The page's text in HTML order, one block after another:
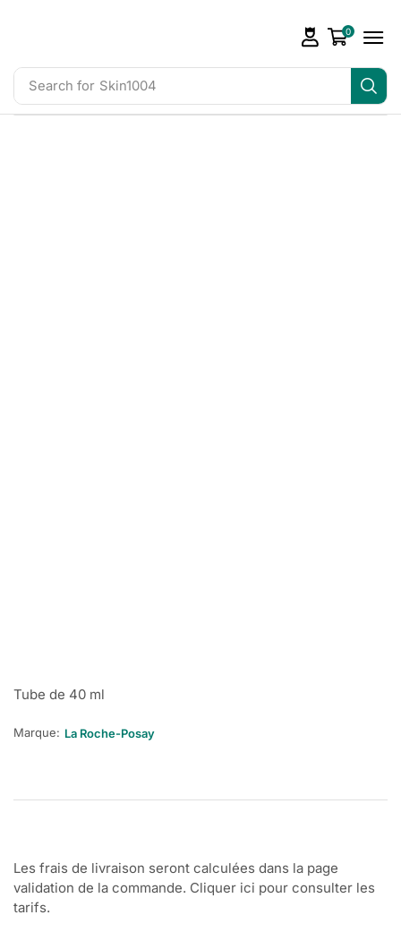
Search for Skin1004
0
Tube de 40 ml
Marque: La Roche-Posay
Les frais de livraison seront calculées dans la page
validation de la commande. Cliquer ici pour consulter les
tarifs.